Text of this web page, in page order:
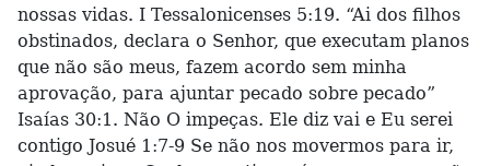
nossas vidas. I Tessalonicenses 5:19. “Ai dos filhos
obstinados, declara o Senhor, que executam planos
que não são meus, fazem acordo sem minha
aprovação, para ajuntar pecado sobre pecado”
Isaías 30:1. Não O impeças. Ele diz vai e Eu serei
contigo Josué 1:7-9 Se não nos movermos para ir,